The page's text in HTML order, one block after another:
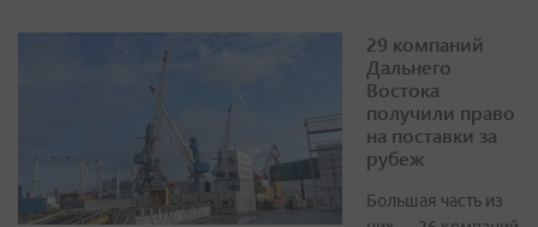
29 компаний
Дальнего
Востока
получили право
на поставки за
рубеж
Большая часть из